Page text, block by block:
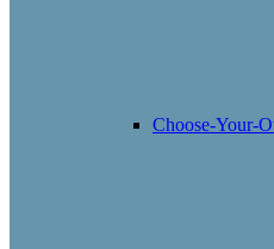
Choose-Your-